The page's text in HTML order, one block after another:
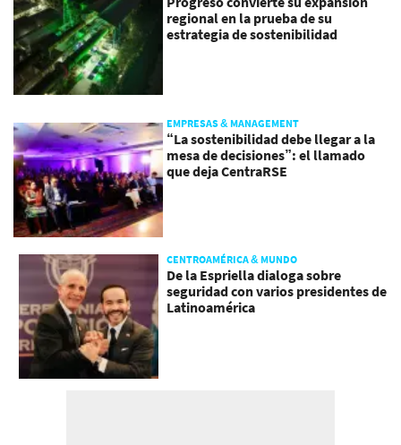
regional en la prueba de su
estrategia de sostenibilidad
EMPRESAS & MANAGEMENT
“La sostenibilidad debe llegar a la
mesa de decisiones”: el llamado
que deja CentraRSE
CENTROAMÉRICA & MUNDO
De la Espriella dialoga sobre
seguridad con varios presidentes de
Latinoamérica